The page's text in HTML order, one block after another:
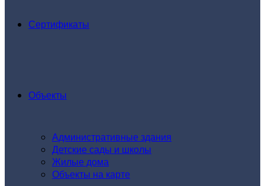
Сертификаты
Объекты
Административные здания
Детские сады и школы
Жилые дома
Объекты на карте